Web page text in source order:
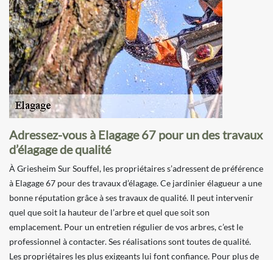
Adressez-vous à Elagage 67 pour un des travaux
d’élagage de qualité
À Griesheim Sur Souffel, les propriétaires s’adressent de préférence
à Elagage 67 pour des travaux d’élagage. Ce jardinier élagueur a une
bonne réputation grâce à ses travaux de qualité. Il peut intervenir
quel que soit la hauteur de l’arbre et quel que soit son
emplacement. Pour un entretien régulier de vos arbres, c’est le
professionnel à contacter. Ses réalisations sont toutes de qualité.
Les propriétaires les plus exigeants lui font confiance. Pour plus de